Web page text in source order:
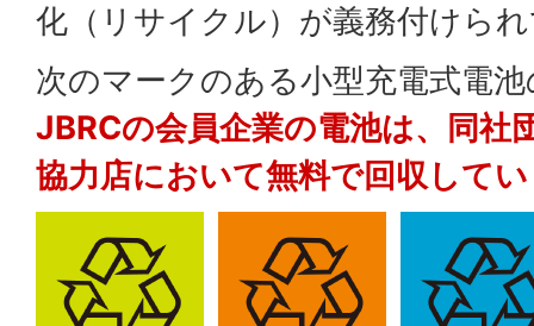
化（リサイクル）が義務付けら
次のマークのある小型充電式電
JBRCの会員企業の電池は、同社
協力店において無料で回収して